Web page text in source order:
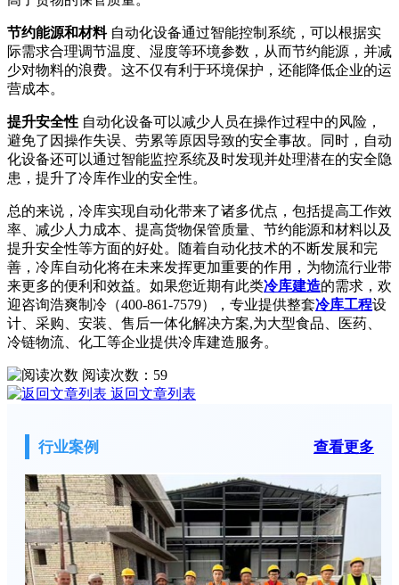
节约能源和材料自动化设备通过智能控制系统，可以根据实
际需求合理调节温度、湿度等环境参数，从而节约能源，并减
少对物料的浪费。这不仅有利于环境保护，还能降低企业的运
营成本。
提升安全性 自动化设备可以减少人员在操作过程中的风险，
避免了因操作失误、劳累等原因导致的安全事故。同时，自动
化设备还可以通过智能监控系统及时发现并处理潜在的安全隐
患，提升了冷库作业的安全性。
总的来说，冷库实现自动化带来了诸多优点，包括提高工作效
率、减少人力成本、提高货物保管质量、节约能源和材料以及
提升安全性等方面的好处。随着自动化技术的不断发展和完
善，冷库自动化将在未来发挥更加重要的作用，为物流行业带
来更多的便利和效益。如果您近期有此类冷库建造的需求，欢
迎咨询浩爽制冷（400-861-7579），专业提供整套冷库工程设
计、采购、安装、售后一体化解决方案,为大型食品、医药、
冷链物流、化工等企业提供冷库建造服务。
阅读次数： 59
返回文章列表
行业案例 查看更多